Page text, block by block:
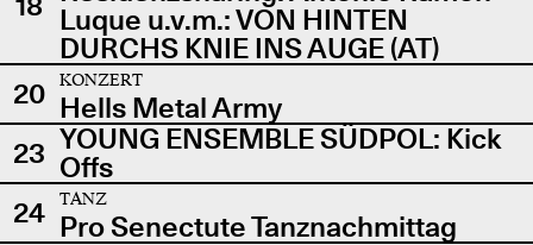
Luque u.v.m.: VON HINTEN
DURCHS KNIE INS AUGE (AT)
20
KONZERT
Hells Metal Army
23 YOUNG ENSEMBLE SÜDPOL: Kick
Offs
24
TANZ
Pro Senectute Tanznachmittag